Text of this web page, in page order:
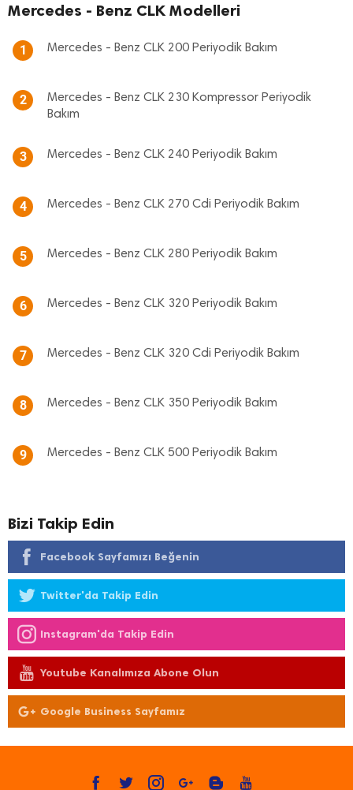
Mercedes - Benz CLK Modelleri
1 Mercedes - Benz CLK 200 Periyodik Bakım
2
Mercedes - Benz CLK 230 Kompressor Periyodik
Bakım
3 Mercedes - Benz CLK 240 Periyodik Bakım
4 Mercedes - Benz CLK 270 Cdi Periyodik Bakım
5 Mercedes - Benz CLK 280 Periyodik Bakım
6 Mercedes - Benz CLK 320 Periyodik Bakım
7 Mercedes - Benz CLK 320 Cdi Periyodik Bakım
8 Mercedes - Benz CLK 350 Periyodik Bakım
9 Mercedes - Benz CLK 500 Periyodik Bakım
Bizi Takip Edin
Facebook Sayfamızı Beğenin
Twitter'da Takip Edin
Instagram'da Takip Edin
Youtube Kanalımıza Abone Olun
Google Business Sayfamız